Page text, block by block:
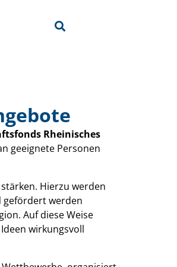
Rheinisches
geeignete Personen
Hierzu werden
gefördert werden
Auf diese Weise
wirkungsvoll